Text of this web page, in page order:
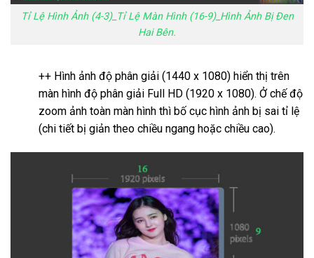
Tỉ Lệ Hình Ảnh (4-3)_Tỉ Lệ Màn Hình (16-9)_Hình Ảnh Bị Đen
Hai Bên.
++ Hình ảnh độ phân giải (1440 x 1080) hiển thị trên
màn hình độ phân giải Full HD (1920 x 1080). Ở chế độ
zoom ảnh toàn màn hình thì bố cục hình ảnh bị sai tỉ lệ
(chi tiết bị giản theo chiều ngang hoặc chiều cao).